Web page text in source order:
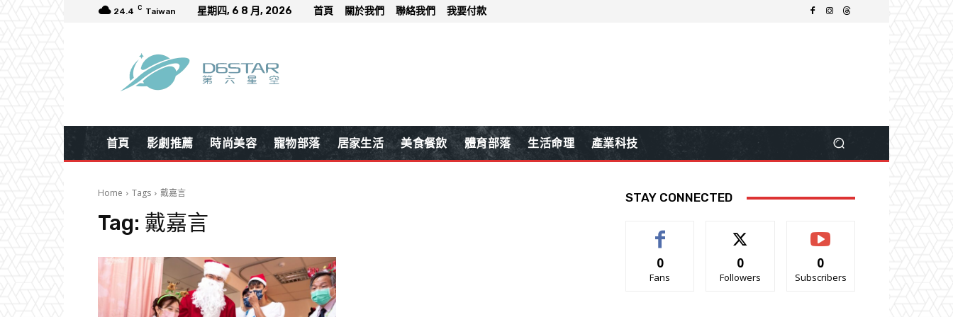
24.4 C Taiwan 星期四, 6 8 月, 2026 首頁 關於我們 聯絡我們 我要付款
首頁 影劇推薦 時尚美容 寵物部落 居家生活 美食餐飲 體育部落 生活命理 產業科技
Home Tags 戴嘉言
Tag: 戴嘉言
STAY CONNECTED
0
Fans
0
Followers
0
Subscribers